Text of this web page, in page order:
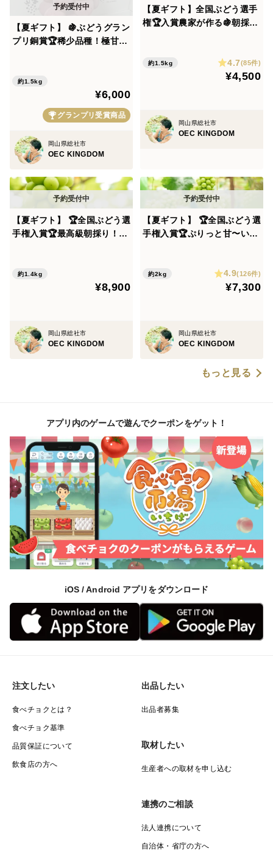
【夏ギフト】 🍇ぶどうグラン
プリ銅賞🏆稀少品種！極甘ク
約1.5kg
¥6,000
グランプリ受賞商品
岡山県総社市
OEC KINGDOM
【夏ギフト】全国ぶどう選手
権🏆入賞農家が作る🍇朝採れ
上)7月下旬発送
約1.5kg 4.7(85件)
¥4,500
岡山県総社市
OEC KINGDOM
【夏ギフト】 🏆全国ぶどう選
手権入賞🏆最高級朝採り！シ
月中旬発送・熨斗対応可】
約1.4kg
¥8,900
岡山県総社市
OEC KINGDOM
【夏ギフト】 🏆全国ぶどう選
手権入賞🏆ぷりっと甘〜い！
答用・熨斗対応可)
約2kg 4.9(126件)
¥7,300
岡山県総社市
OEC KINGDOM
もっと見る
アプリ内のゲームで遊んでクーポンをゲット！
iOS / Android アプリをダウンロード
注文したい
食べチョクとは？
食べチョク基準
品質保証について
飲食店の方へ
出品したい
出品者募集
取材したい
生産者への取材を申し込む
連携のご相談
法人連携について
自治体・省庁の方へ